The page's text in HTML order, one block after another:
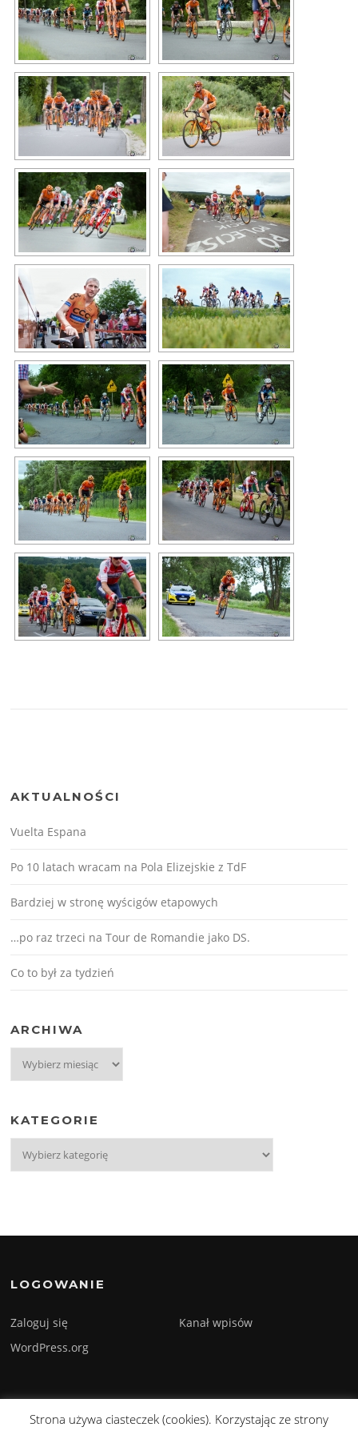
AKTUALNOŚCI
Vuelta Espana
Po 10 latach wracam na Pola Elizejskie z TdF
Bardziej w stronę wyścigów etapowych
…po raz trzeci na Tour de Romandie jako DS.
Co to był za tydzień
ARCHIWA
KATEGORIE
LOGOWANIE
Zaloguj się
Kanał wpisów
WordPress.org
Prawa autorskie © 2026 Sylwester Szmyd. Wszelkie prawa zastrzeżone.
Strona używa ciasteczek (cookies). Korzystając ze strony